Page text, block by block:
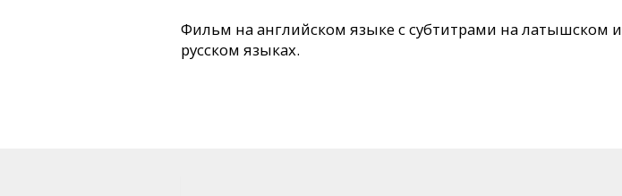
Фильм на английском языке с субтитрами на латышском и
русском языках.